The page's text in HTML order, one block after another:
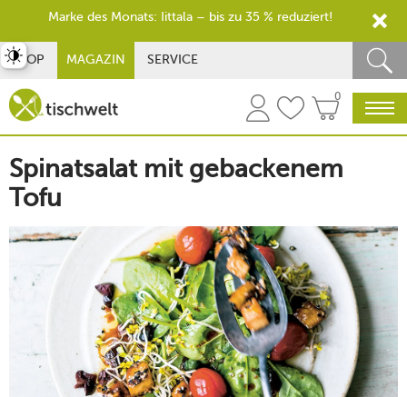
SHOP MAGAZIN SERVICE
0
Spinatsalat mit gebackenem
Tofu
umschalten
Marke des Monats: Iittala – bis zu 35 % reduziert!